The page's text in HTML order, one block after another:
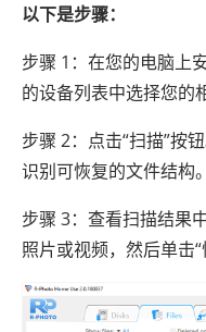
以下是步骤：
步骤 1：在您的电脑上
的设备列表中选择您的
步骤 2：点击“扫描”按
识别可恢复的文件结构。
步骤 3：查看扫描结果
照片或视频，然后单击“